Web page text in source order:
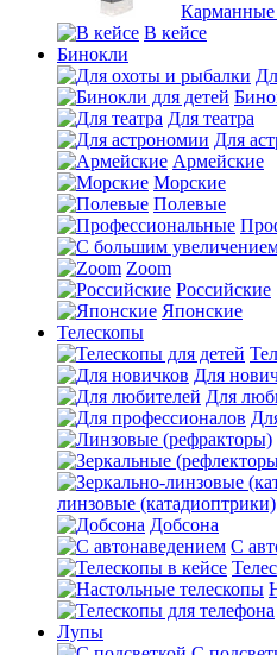
В кейсе
Бинокли
Для театра
Для
Армейские
Морские
Полевые
Zoom
Российские
Японские
Телескопы
Для
Для
линзовые (катадиоптрики)
Добсона
С
Лупы